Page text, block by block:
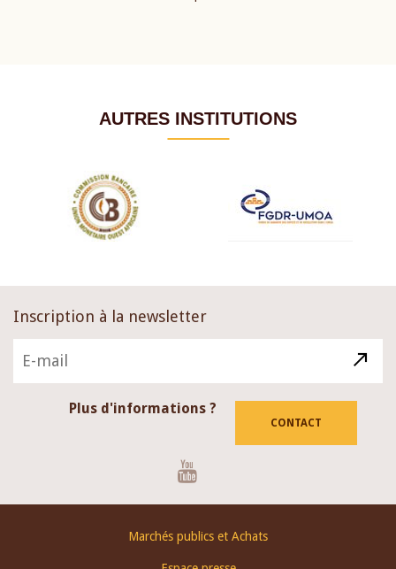
AUTRES INSTITUTIONS
Inscription à la newsletter
Plus d'informations ?
CONTACT
Marchés publics et Achats